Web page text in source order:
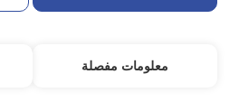
معلومات مفصلة